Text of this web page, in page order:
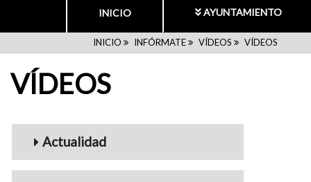
INICIO AYUNTAMIENTO
RUTA
DE
NAVEGACIÓN
INICIO INFÓRMATE VÍDEOS VÍDEOS
VÍDEOS
Menu_Videos
Actualidad